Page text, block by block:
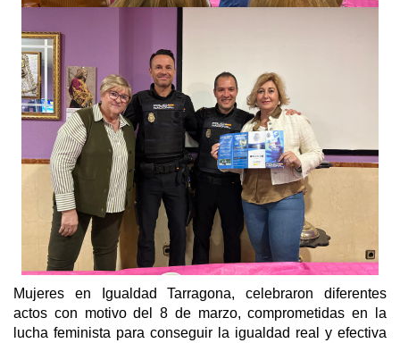
Mujeres en Igualdad Tarragona, celebraron diferentes
actos con motivo del 8 de marzo, comprometidas en la
lucha feminista para conseguir la igualdad real y efectiva